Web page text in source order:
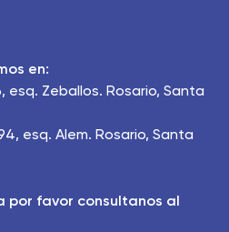
en:
esq. Zeballos. Rosario, Santa
esq. Alem. Rosario, Santa
por favor consultanos al